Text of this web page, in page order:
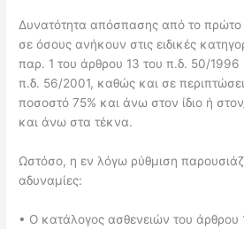
Δυνατότητα απόσπασης από το πρώτο
σε όσους ανήκουν στις ειδικές
παρ. 1 του άρθρου 13 του π.δ. 50/1996
π.δ. 56/2001, καθώς και σε
ποσοστό 75% και άνω στον ίδιο ή
και άνω στα τέκνα.
Ωστόσο, η εν λόγω ρύθμιση
αδυναμίες:
• Ο κατάλογος ασθενειών του άρθρου